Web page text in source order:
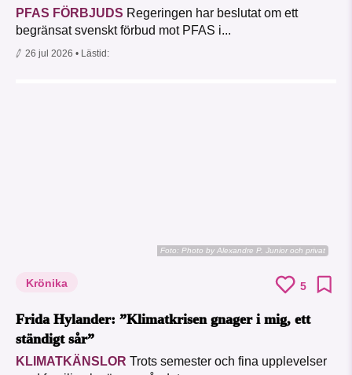
PFAS FÖRBJUDS Regeringen har beslutat om ett
begränsat svenskt förbud mot PFAS i...
26 jul 2026 • Lästid:
Foto: Photo by Alexandre P. Junior och privat
Krönika 5
Frida Hylander: ”Klimatkrisen gnager i mig, ett
ständigt sår”
KLIMATKÄNSLOR Trots semester och fina upplevelser